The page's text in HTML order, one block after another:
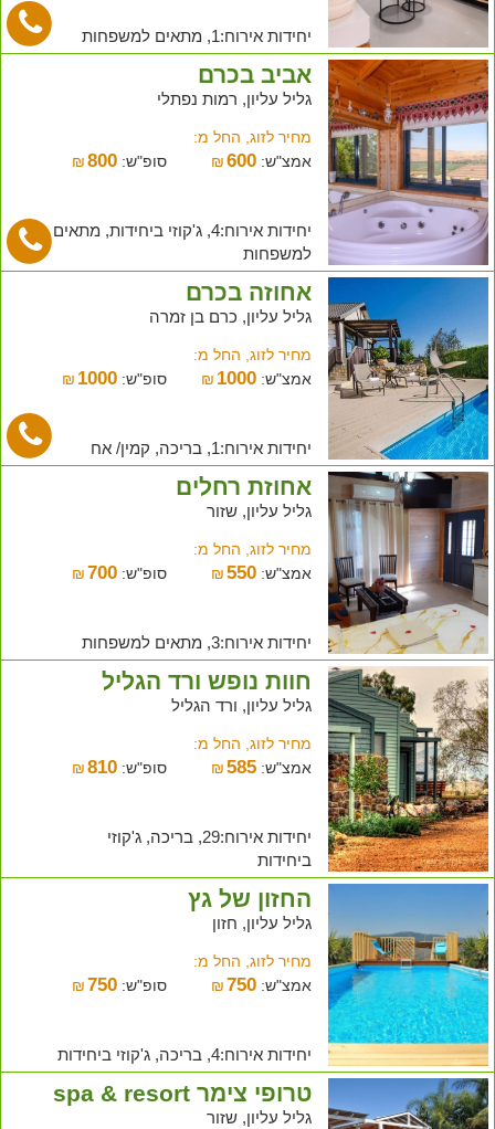
יחידות אירוח:1, מתאים למשפחות
אביב בכרם
גליל עליון, רמות נפתלי
מחיר לזוג, החל מ:
אמצ"ש:
₪600 סופ"ש: ₪ 800
יחידות אירוח:4, ג'קוזי ביחידות, מתאים
למשפחות
אחוזה בכרם
גליל עליון, כרם בן זמרה
מחיר לזוג, החל מ:
אמצ"ש:
₪ 1000 סופ"ש: ₪ 1000
יחידות אירוח:1, בריכה, קמין/ אח
אחוזת רחלים
גליל עליון, שזור
מחיר לזוג, החל מ:
אמצ"ש:
₪550 סופ"ש: ₪ 700
יחידות אירוח:3, מתאים למשפחות
חוות נופש ורד הגליל
גליל עליון, ורד הגליל
מחיר לזוג, החל מ:
אמצ"ש:
₪585 סופ"ש: ₪ 810
יחידות אירוח:29, בריכה, ג'קוזי
ביחידות
החזון של גץ
גליל עליון, חזון
מחיר לזוג, החל מ:
אמצ"ש:
₪750 סופ"ש: ₪ 750
יחידות אירוח:4, בריכה, ג'קוזי ביחידות
טרופי צימר spa & resort
גליל עליון, שזור